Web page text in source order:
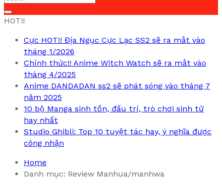
HOT!!
Cực HOT!! Địa Ngục Cực Lạc SS2 sẽ ra mắt vào
tháng 1/2026
Chính thức!! Anime Witch Watch sẽ ra mắt vào
tháng 4/2025
Anime DANDADAN ss2 sẽ phát sóng vào tháng 7
năm 2025
10 bộ Manga sinh tồn, đấu trí, trò chơi sinh tử
hay nhất
Studio Ghibli: Top 10 tuyệt tác hay, ý nghĩa được
công nhận
Home
Danh mục: Review Manhua/manhwa